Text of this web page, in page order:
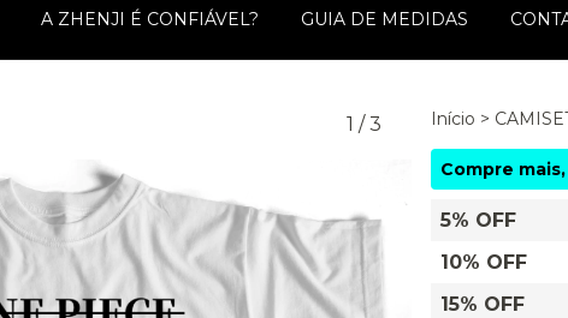
A ZHENJI É CONFIÁVEL? GUIA DE MEDIDAS
1 /3 Início >
Compre
5% OFF
10% OFF
15% OFF